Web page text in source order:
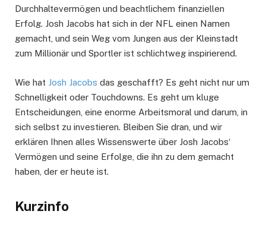
Durchhaltevermögen und beachtlichem finanziellen
Erfolg. Josh Jacobs hat sich in der NFL einen Namen
gemacht, und sein Weg vom Jungen aus der Kleinstadt
zum Millionär und Sportler ist schlichtweg inspirierend.
Wie hat Josh Jacobs das geschafft? Es geht nicht nur um
Schnelligkeit oder Touchdowns. Es geht um kluge
Entscheidungen, eine enorme Arbeitsmoral und darum, in
sich selbst zu investieren. Bleiben Sie dran, und wir
erklären Ihnen alles Wissenswerte über Josh Jacobs‘
Vermögen und seine Erfolge, die ihn zu dem gemacht
haben, der er heute ist.
Kurzinfo